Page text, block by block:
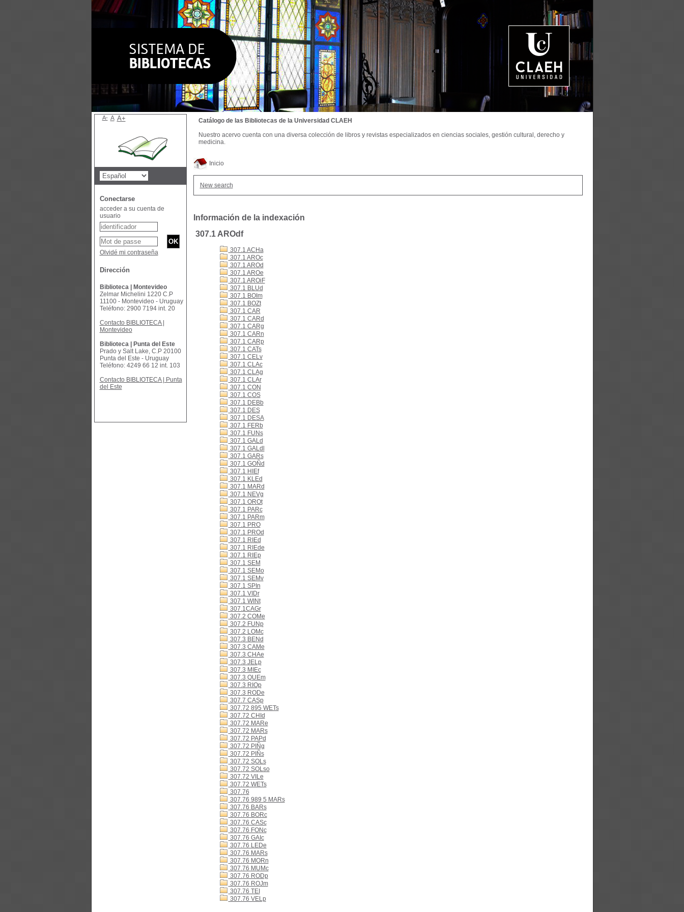
Inicio
New search
Información de la indexación
307.1 AROdf
307.1 ACHa
307.1 AROc
307.1 AROd
307.1 AROe
307.1 AROiF
307.1 BLUd
307.1 BOIm
307.1 BOZt
307.1 CAR
307.1 CARd
307.1 CARg
307.1 CARn
307.1 CARp
307.1 CATs
307.1 CELv
307.1 CLAc
307.1 CLAg
307.1 CLAr
307.1 CON
307.1 COS
307.1 DEBb
307.1 DES
307.1 DESA
307.1 FERb
307.1 FUNs
307.1 GALd
307.1 GALdl
307.1 GARs
307.1 GOÑd
307.1 HIEf
307.1 KLEd
307.1 MARd
307.1 NEVg
307.1 OROt
307.1 PARc
307.1 PARm
307.1 PRO
307.1 PROd
307.1 RIEd
307.1 RIEde
307.1 RIEp
307.1 SEM
307.1 SEMo
307.1 SEMv
307.1 SPIn
307.1 VIDr
307.1 WINt
307.1CAGr
307.2 COMe
307.2 FUNp
307.2 LOMc
307.3 BENd
307.3 CAMe
307.3 CHAe
307.3 JELp
307.3 MIEc
307.3 QUEm
307.3 RIOp
307.3 RODe
307.7 CASp
307.72 895 WETs
307.72 CHId
307.72 MARe
307.72 MARs
307.72 PAPd
307.72 PIÑg
307.72 PIÑs
307.72 SOLs
307.72 SOLso
307.72 VILe
307.72 WETs
307.76
307.76 989 5 MARs
307.76 BARs
307.76 BORc
307.76 CASc
307.76 FONc
307.76 GAIc
307.76 LEDe
307.76 MARs
307.76 MORn
307.76 MUMc
307.76 RODp
307.76 ROJm
307.76 TEI
307.76 VELp
Catálogo de las Bibliotecas de la Universidad CLAEH
Nuestro acervo cuenta con una diversa colección de libros y revistas especializados en ciencias sociales, gestión cultural, derecho y
medicina.
A- A A+
Conectarse
acceder a su cuenta de
usuario
Olvidé mi contraseña
Dirección
Biblioteca | Montevideo
Zelmar Michelini 1220 C.P
11100 - Montevideo - Uruguay
Teléfono: 2900 7194 int. 20
Contacto BIBLIOTECA |
Montevideo
Biblioteca | Punta del Este
Prado y Salt Lake, C.P 20100
Punta del Este - Uruguay
Teléfono: 4249 66 12 int. 103
Contacto BIBLIOTECA | Punta
del Este